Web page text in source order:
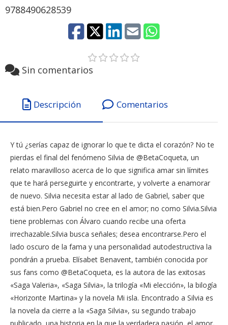
9788490628539
Sin comentarios
Descripción Comentarios
Y tú ¿serías capaz de ignorar lo que te dicta el corazón? No te
pierdas el final del fenómeno Silvia de @BetaCoqueta, un
relato maravilloso acerca de lo que significa amar sin límites
que te hará perseguirte y encontrarte, y volverte a enamorar
de nuevo. Silvia necesita estar al lado de Gabriel, saber que
está bien.Pero Gabriel no cree en el amor; no como Silvia.Silvia
tiene problemas con Álvaro cuando recibe una oferta
irrechazable.Silvia busca señales; desea encontrarse.Pero el
lado oscuro de la fama y una personalidad autodestructiva la
pondrán a prueba. Elísabet Benavent, también conocida por
sus fans como @BetaCoqueta, es la autora de las exitosas
«Saga Valeria», «Saga Silvia», la trilogía «Mi elección», la bilogía
«Horizonte Martina» y la novela Mi isla. Encontrado a Silvia es
la novela da cierre a la «Saga Silvia», su segundo trabajo
publicado, una historia en la que la verdadera pasión, el amor,